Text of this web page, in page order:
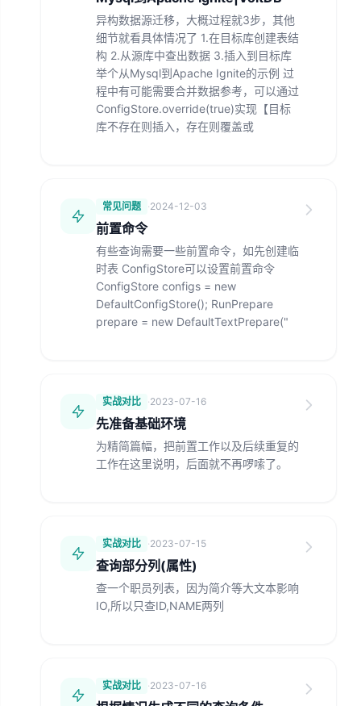
异构数据源迁移，大概过程就3步，其他
细节就看具体情况了 1.在目标库创建表结
构 2.从源库中查出数据 3.插入到目标库
举个从Mysql到Apache Ignite的示例 过
程中有可能需要合并数据参考，可以通过
ConfigStore.override(true)实现【目标
库不存在则插入，存在则覆盖或
常见问题 ·2024-12-03
前置命令
有些查询需要一些前置命令，如先创建临
时表 ConfigStore可以设置前置命令
ConfigStore configs = new
DefaultConfigStore(); RunPrepare
prepare = new DefaultTextPrepare("
实战对比 ·2023-07-16
先准备基础环境
为精简篇幅，把前置工作以及后续重复的
工作在这里说明，后面就不再啰嗦了。
实战对比 ·2023-07-15
查询部分列(属性)
查一个职员列表，因为简介等大文本影响
IO,所以只查ID,NAME两列
实战对比 ·2023-07-16